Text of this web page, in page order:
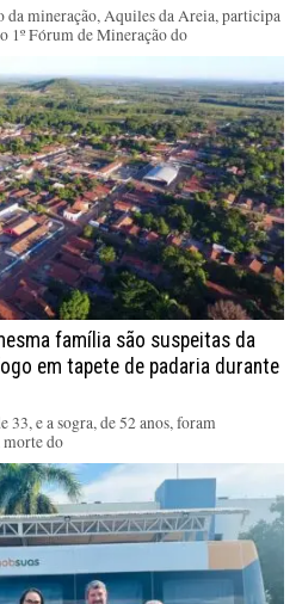
da mineração, Aquiles da Areia, participa
1º Fórum de Mineração do
família são suspeitas da
em tapete de padaria durante
33, e a sogra, de 52 anos, foram
morte do